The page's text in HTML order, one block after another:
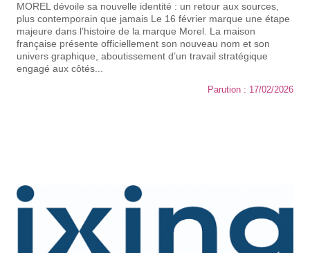
MOREL dévoile sa nouvelle identité : un retour aux sources,
plus contemporain que jamais Le 16 février marque une étape
majeure dans l’histoire de la marque Morel. La maison
française présente officiellement son nouveau nom et son
univers graphique, aboutissement d’un travail stratégique
engagé aux côtés...
Parution : 17/02/2026